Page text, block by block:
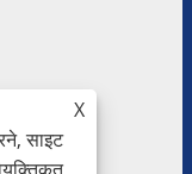
X
साइट